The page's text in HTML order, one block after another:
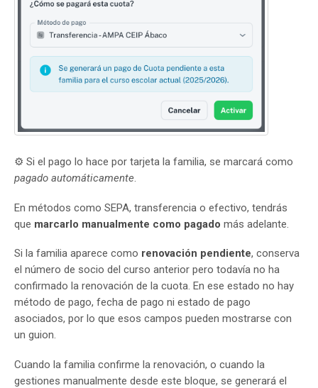
⚙️ Si el pago lo hace por tarjeta la familia, se marcará como
pagado automáticamente.
En métodos como SEPA, transferencia o efectivo, tendrás
que marcarlo manualmente como pagado más adelante.
Si la familia aparece como renovación pendiente, conserva
el número de socio del curso anterior pero todavía no ha
confirmado la renovación de la cuota. En ese estado no hay
método de pago, fecha de pago ni estado de pago
asociados, por lo que esos campos pueden mostrarse con
un guion.
Cuando la familia confirme la renovación, o cuando la
gestiones manualmente desde este bloque, se generará el